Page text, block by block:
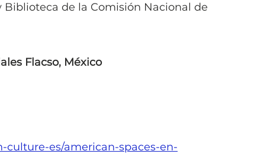
de la Comisión Nacional de
Flacso, México
culture-es/american-spaces-en-